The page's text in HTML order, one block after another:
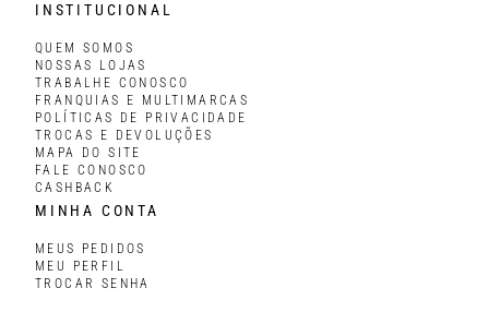
INSTITUCIONAL
QUEM SOMOS
NOSSAS LOJAS
TRABALHE CONOSCO
FRANQUIAS E MULTIMARCAS
POLÍTICAS DE PRIVACIDADE
TROCAS E DEVOLUÇÕES
MAPA DO SITE
FALE CONOSCO
CASHBACK
MINHA CONTA
MEUS PEDIDOS
MEU PERFIL
TROCAR SENHA